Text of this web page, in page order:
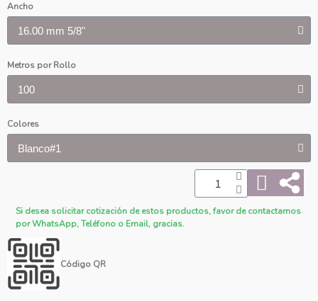
Ancho
Metros por Rollo
Colores
Si desea solicitar cotización de estos productos, favor de contactarnos
por WhatsApp, Teléfono o Email, gracias.
Código QR